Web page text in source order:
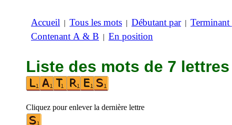
Accueil | Tous les mots | Débutant par| Terminant
Contenant A & B | En position
Liste des mots de 7
Cliquez pour enlever la dernière lettre